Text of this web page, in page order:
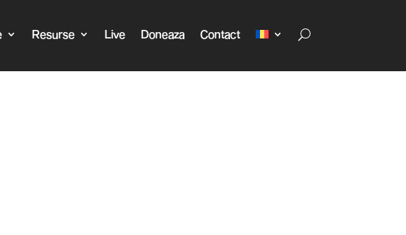
Resurse Live Doneaza Contact